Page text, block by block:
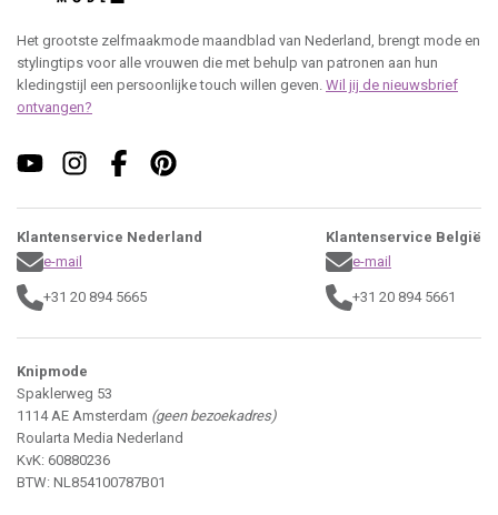
Het grootste zelfmaakmode maandblad van Nederland, brengt mode en
stylingtips voor alle vrouwen die met behulp van patronen aan hun
kledingstijl een persoonlijke touch willen geven. Wil jij de nieuwsbrief
ontvangen?
Klantenservice Nederland
e-mail
+31 20 894 5665
Klantenservice België
e-mail
+31 20 894 5661
Knipmode
Spaklerweg 53
1114 AE Amsterdam (geen bezoekadres)
Roularta Media Nederland
KvK: 60880236
BTW: NL854100787B01